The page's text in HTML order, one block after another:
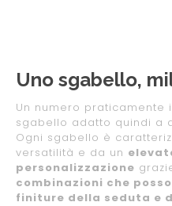
Uno sgabello,
Un numero praticamente
sgabello adatto quindi a
Ogni sgabello è
versatilità e da un
personalizzazione
combinazioni che
finiture della seduta e